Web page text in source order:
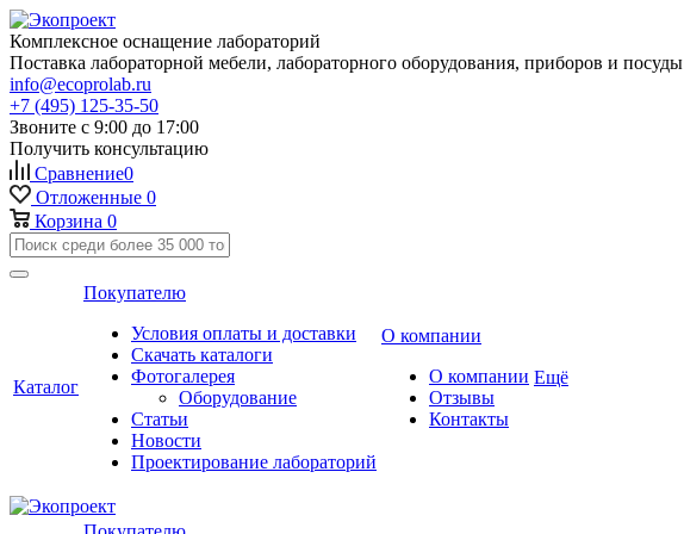
Комплексное оснащение лабораторий
Поставка лабораторной мебели, лабораторного оборудования, приборов и посуды
info@ecoprolab.ru
+7 (495) 125-35-50
Звоните с 9:00 до 17:00
Получить консультацию
Сравнение0
Отложенные 0
Корзина 0
Каталог
Покупателю
Условия оплаты и доставки
Скачать каталоги
Фотогалерея
Оборудование
Статьи
Новости
Проектирование лабораторий
О компании
О компании
Отзывы
Контакты
Ещё